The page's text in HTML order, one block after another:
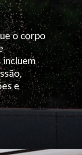
o corpo
e